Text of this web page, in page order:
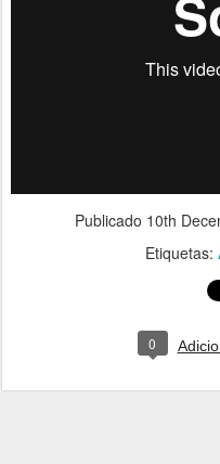
Publicado 10th
Etiquetas:
0